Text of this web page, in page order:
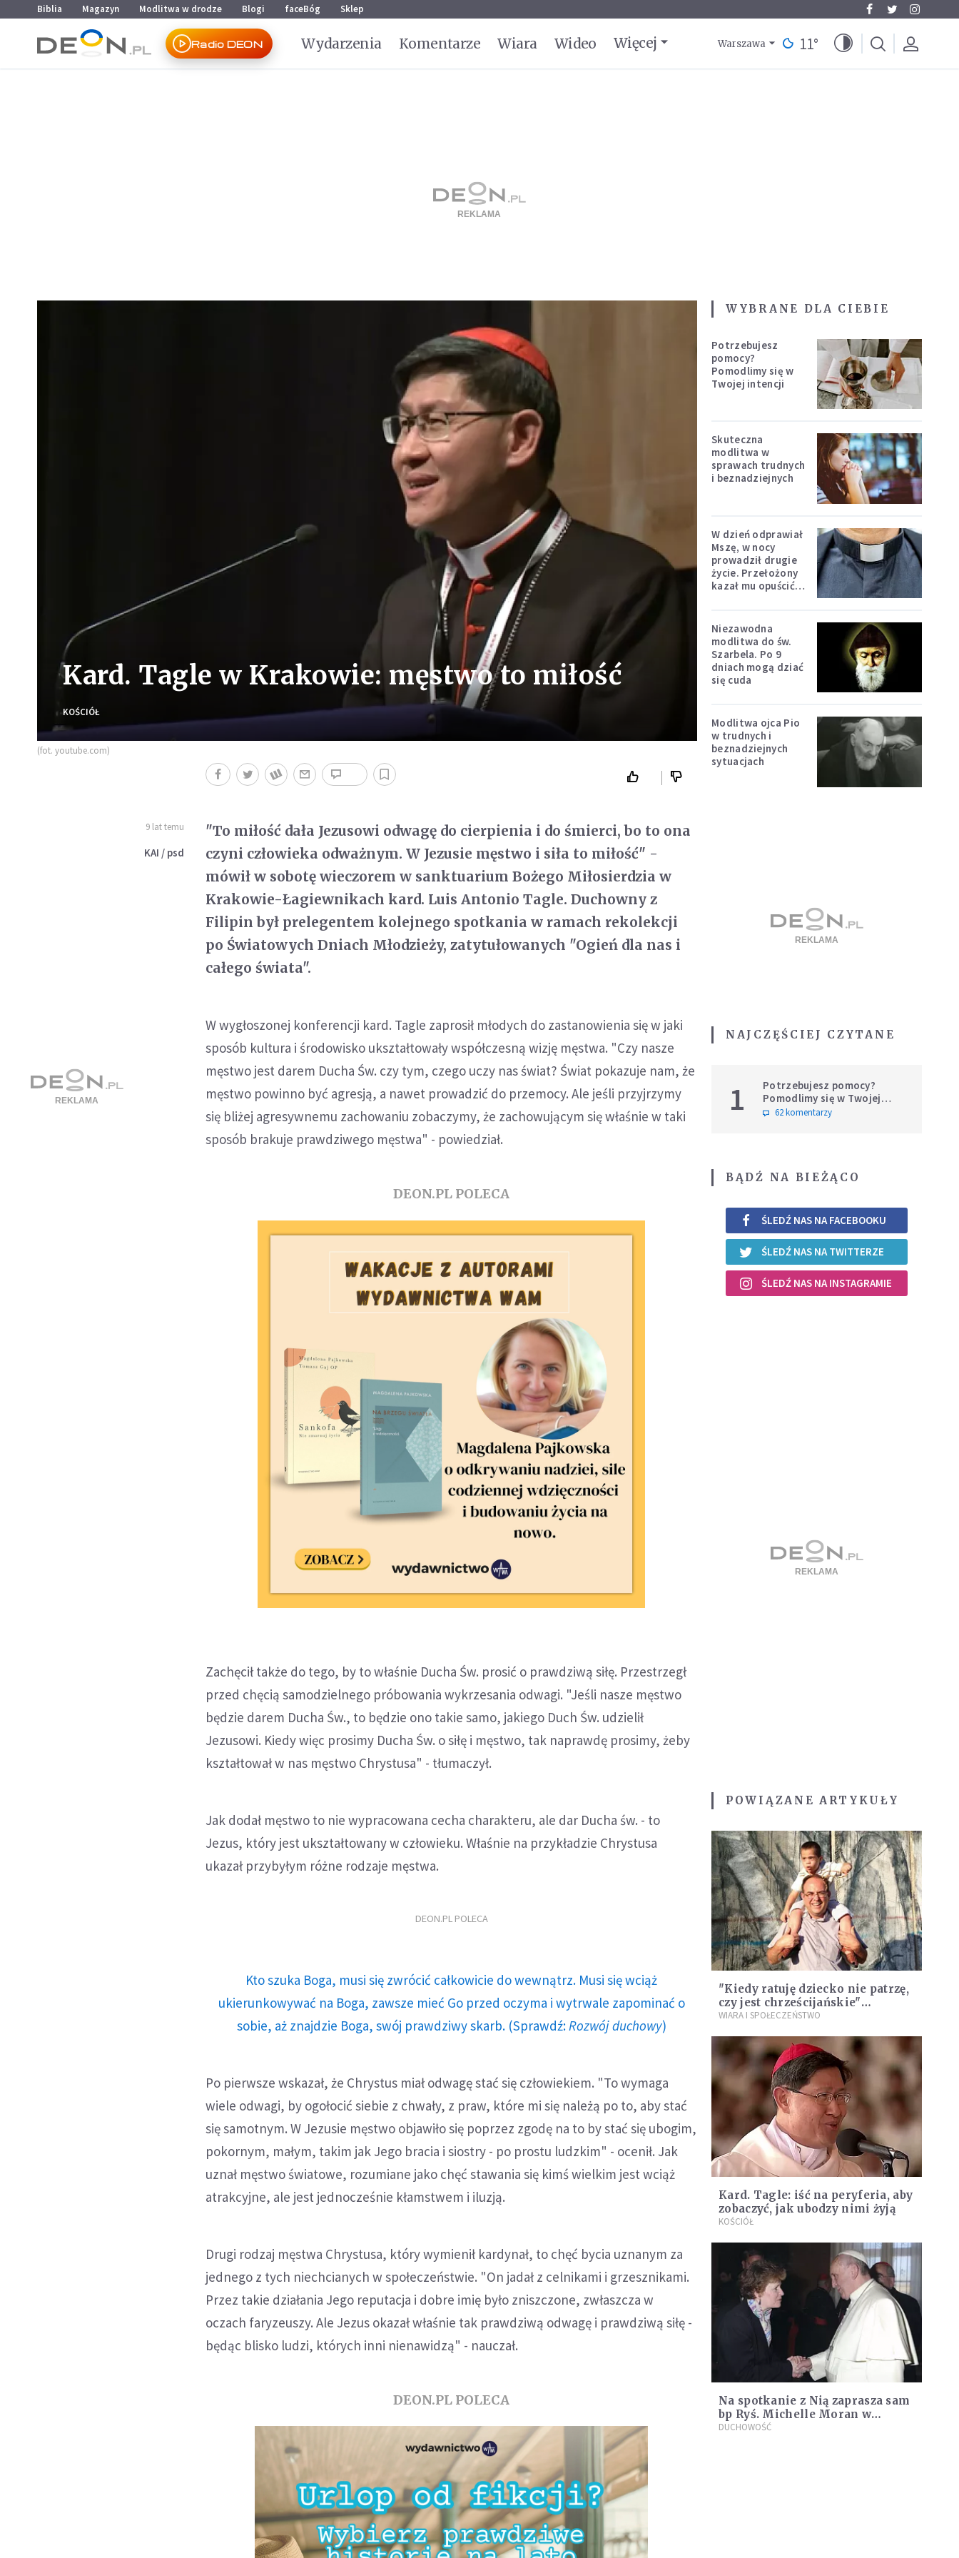
Przejdź do menu głównego
Przejdź do treści
Biblia Magazyn Modlitwa w drodze Blogi faceBóg Sklep
Radio DEON Wydarzenia Komentarze Wiara Wideo Więcej Warszawa 11°
Kard. Tagle w Krakowie: męstwo to miłość
KOŚCIÓŁ
(fot. youtube.com)
9 lat temu
KAI / psd
"To miłość dała Jezusowi odwagę do cierpienia i do śmierci, bo to ona
czyni człowieka odważnym. W Jezusie męstwo i siła to miłość" -
mówił w sobotę wieczorem w sanktuarium Bożego Miłosierdzia w
Krakowie-Łagiewnikach kard. Luis Antonio Tagle. Duchowny z
Filipin był prelegentem kolejnego spotkania w ramach rekolekcji
po Światowych Dniach Młodzieży, zatytułowanych "Ogień dla nas i
całego świata".
W wygłoszonej konferencji kard. Tagle zaprosił młodych do zastanowienia się w jaki
sposób kultura i środowisko ukształtowały współczesną wizję męstwa. "Czy nasze
męstwo jest darem Ducha Św. czy tym, czego uczy nas świat? Świat pokazuje nam, że
męstwo powinno być agresją, a nawet prowadzić do przemocy. Ale jeśli przyjrzymy
się bliżej agresywnemu zachowaniu zobaczymy, że zachowującym się właśnie w taki
sposób brakuje prawdziwego męstwa" - powiedział.
DEON.PL POLECA
Zachęcił także do tego, by to właśnie Ducha Św. prosić o prawdziwą siłę. Przestrzegł
przed chęcią samodzielnego próbowania wykrzesania odwagi. "Jeśli nasze męstwo
będzie darem Ducha Św., to będzie ono takie samo, jakiego Duch Św. udzielił
Jezusowi. Kiedy więc prosimy Ducha Św. o siłę i męstwo, tak naprawdę prosimy, żeby
kształtował w nas męstwo Chrystusa" - tłumaczył.
Jak dodał męstwo to nie wypracowana cecha charakteru, ale dar Ducha św. - to
Jezus, który jest ukształtowany w człowieku. Właśnie na przykładzie Chrystusa
ukazał przybyłym różne rodzaje męstwa.
DEON.PL POLECA
Kto szuka Boga, musi się zwrócić całkowicie do wewnątrz. Musi się wciąż
ukierunkowywać na Boga, zawsze mieć Go przed oczyma i wytrwale zapominać o
sobie, aż znajdzie Boga, swój prawdziwy skarb. (Sprawdź: Rozwój duchowy)
Po pierwsze wskazał, że Chrystus miał odwagę stać się człowiekiem. "To wymaga
wiele odwagi, by ogołocić siebie z chwały, z praw, które mi się należą po to, aby stać
się samotnym. W Jezusie męstwo objawiło się poprzez zgodę na to by stać się ubogim,
pokornym, małym, takim jak Jego bracia i siostry - po prostu ludzkim" - ocenił. Jak
uznał męstwo światowe, rozumiane jako chęć stawania się kimś wielkim jest wciąż
atrakcyjne, ale jest jednocześnie kłamstwem i iluzją.
Drugi rodzaj męstwa Chrystusa, który wymienił kardynał, to chęć bycia uznanym za
jednego z tych niechcianych w społeczeństwie. "On jadał z celnikami i grzesznikami.
Przez takie działania Jego reputacja i dobre imię było zniszczone, zwłaszcza w
oczach faryzeuszy. Ale Jezus okazał właśnie tak prawdziwą odwagę i prawdziwą siłę -
będąc blisko ludzi, których inni nienawidzą" - nauczał.
DEON.PL POLECA
WYBRANE DLA CIEBIE
Potrzebujesz
pomocy?
Pomodlimy się w
Twojej intencji
Skuteczna
modlitwa w
sprawach trudnych
i beznadziejnych
W dzień odprawiał
Mszę, w nocy
prowadził drugie
życie. Przełożony
kazał mu opuścić
Niezawodna
modlitwa do św.
Szarbela. Po 9
dniach mogą dziać
się cuda
Modlitwa ojca Pio
w trudnych i
beznadziejnych
sytuacjach
NAJCZĘŚCIEJ CZYTANE
1
Potrzebujesz pomocy?
Pomodlimy się w Twojej
intencji
62 komentarzy
BĄDŹ NA BIEŻĄCO
ŚLEDŹ NAS NA FACEBOOKU
ŚLEDŹ NAS NA TWITTERZE
ŚLEDŹ NAS NA INSTAGRAMIE
POWIĄZANE ARTYKUŁY
"Kiedy ratuję dziecko nie patrzę,
czy jest chrześcijańskie"
[WYWIAD]
WIARA I SPOŁECZEŃSTWO
Kard. Tagle: iść na peryferia, aby
zobaczyć, jak ubodzy nimi żyją
KOŚCIÓŁ
Na spotkanie z Nią zaprasza sam
bp Ryś. Michelle Moran w
Krakowie [WYWIAD]
DUCHOWOŚĆ